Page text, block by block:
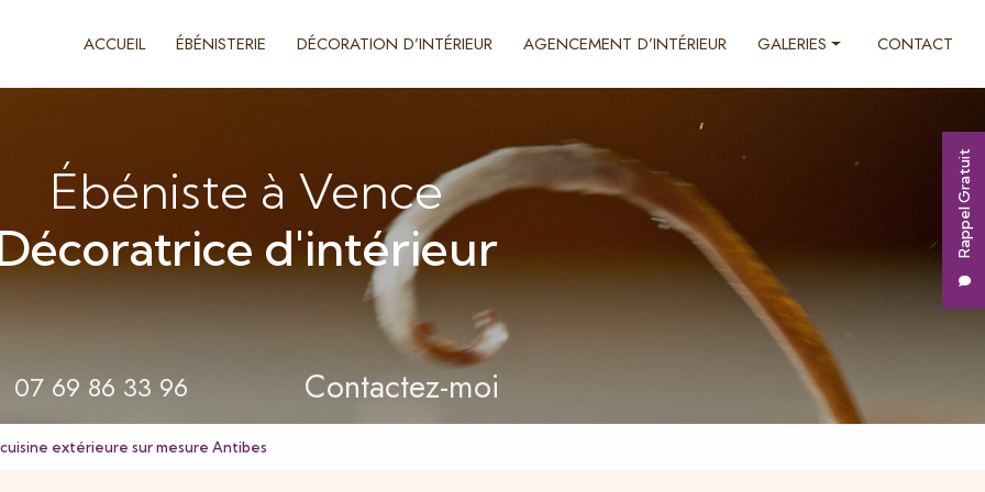
Rappel Gratuit
ACCUEIL ÉBÉNISTERIE DÉCORATION D’INTÉRIEUR AGENCEMENT D’INTÉRIEUR GALERIES CONTACT
Ébéniste à Vence
d'intérieur
07 69 86 33 96 Contactez-moi
extérieure sur mesure Antibes